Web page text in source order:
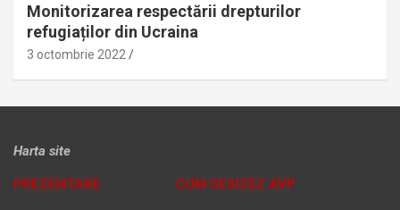
Monitorizarea respectării drepturilor
refugiaților din Ucraina
3 octombrie 2022
Harta site
PREZENTARE CUM SESIZEZ AVP